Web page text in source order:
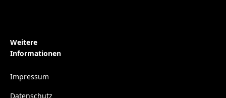
Weitere
Informationen
Impressum
Datenschutz